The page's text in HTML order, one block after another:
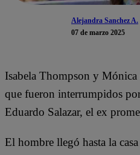
Alejandra Sanchez A.
07 de marzo 2025
Isabela Thompson y Mónica
que fueron interrumpidos
Eduardo Salazar, el ex
El hombre llegó hasta la